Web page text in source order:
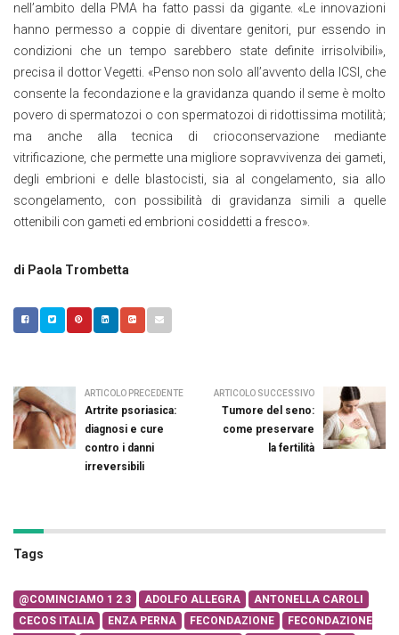
nell’ambito della PMA ha fatto passi da gigante. «Le innovazioni
hanno permesso a coppie di diventare genitori, pur essendo in
condizioni che un tempo sarebbero state definite irrisolvibili»,
precisa il dottor Vegetti. «Penso non solo all’avvento della ICSI, che
consente la fecondazione e la gravidanza quando il seme è molto
povero di spermatozoi o con spermatozoi di ridottissima motilità;
ma anche alla tecnica di crioconservazione mediante
vitrificazione, che permette una migliore sopravvivenza dei gameti,
degli embrioni e delle blastocisti, sia al congelamento, sia allo
scongelamento, con possibilità di gravidanza simili a quelle
ottenibili con gameti ed embrioni cosiddetti a fresco».
di Paola Trombetta
ARTICOLO PRECEDENTE
Artrite psoriasica:
diagnosi e cure
contro i danni
irreversibili
ARTICOLO SUCCESSIVO
Tumore del seno:
come preservare
la fertilità
Tags
@COMINCIAMO 1 2 3 ADOLFO ALLEGRA
ANTONELLA CAROLI
CECOS ITALIA
ENZA PERNA FECONDAZIONE
FECONDAZIONE